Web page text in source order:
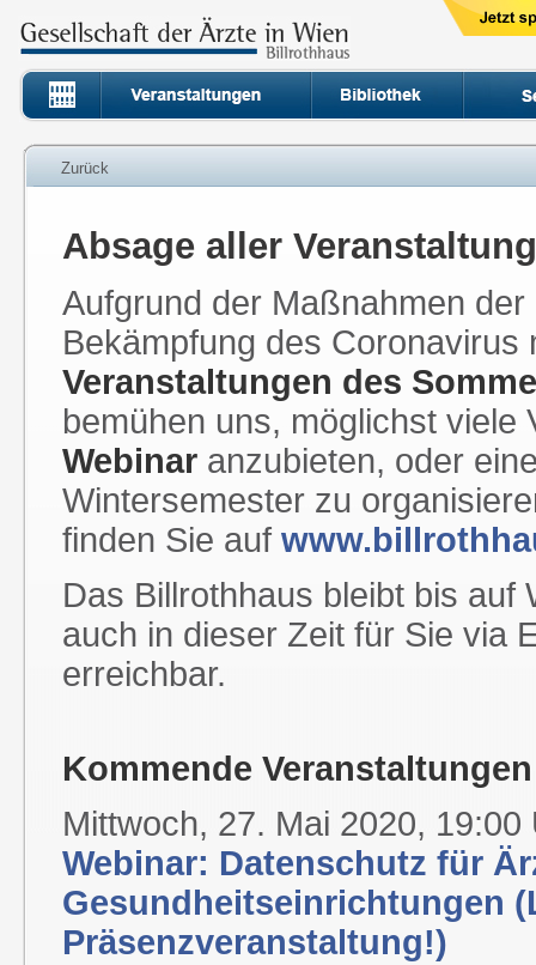
Zurück
Absage aller
Aufgrund der Maßnahmen
Bekämpfung des
Veranstaltungen des
bemühen uns, möglichst
Webinar anzubieten, oder
Wintersemester zu
finden Sie auf
Das Billrothhaus bleibt bis
auch in dieser Zeit für Sie via
erreichbar.
Kommende
Mittwoch, 27. Mai 2020, 19:00
Webinar: Datenschutz für
Gesundheitseinrichtungen
Präsenzveranstaltung!)